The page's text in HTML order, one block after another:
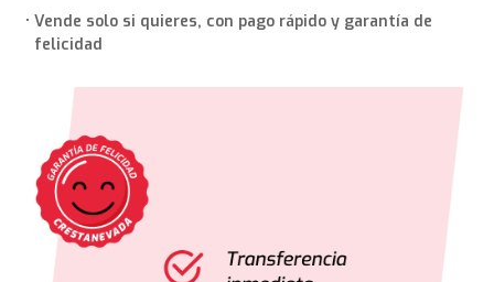
Vende solo si quieres, con pago rápido y garantía de
felicidad